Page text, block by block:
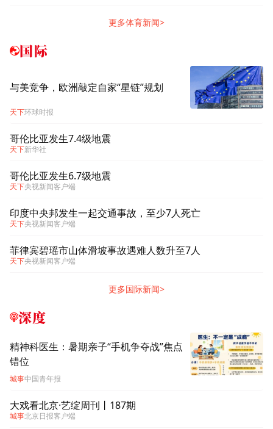
更多体育新闻>
国际
与美竞争，欧洲敲定自家“星链”规划
天下环球时报
哥伦比亚发生7.4级地震
天下新华社
哥伦比亚发生6.7级地震
天下央视新闻客户端
印度中央邦发生一起交通事故，至少7人死亡
天下央视新闻客户端
菲律宾碧瑶市山体滑坡事故遇难人数升至7人
天下央视新闻客户端
更多国际新闻>
深度
精神科医生：暑期亲子“手机争夺战”焦点
错位
城事中国青年报
大戏看北京·艺绽周刊丨187期
城事北京日报客户端